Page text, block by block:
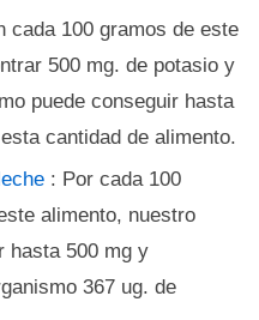
cada 100 gramos de este
500 mg. de potasio y
puede conseguir hasta
cantidad de alimento.
: Por cada 100
alimento, nuestro
hasta 500 mg y
367 ug. de